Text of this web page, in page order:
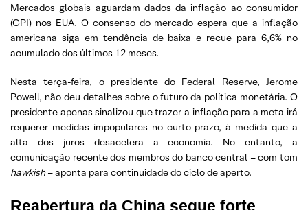
Mercados globais aguardam dados da inflação ao consumidor
(CPI) nos EUA. O consenso do mercado espera que a inflação
americana siga em tendência de baixa e recue para 6,6% no
acumulado dos últimos 12 meses.
Nesta terça-feira, o presidente do Federal Reserve, Jerome
Powell, não deu detalhes sobre o futuro da política monetária. O
presidente apenas sinalizou que trazer a inflação para a meta irá
requerer medidas impopulares no curto prazo, à medida que a
alta dos juros desacelera a economia. No entanto, a
comunicação recente dos membros do banco central – com tom
hawkish– aponta para continuidade do ciclo de aperto.
Reabertura da China segue forte